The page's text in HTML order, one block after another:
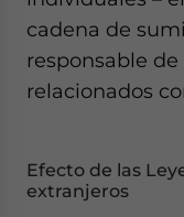
cadena de
responsable
relacionados
Efecto de las
extranjeros